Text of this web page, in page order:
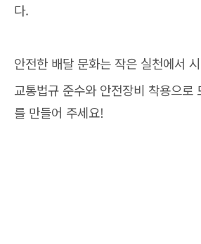
다.
안전한 배달 문화는 작은 실천에서
교통법규 준수와 안전장비 착용으로
를 만들어 주세요!